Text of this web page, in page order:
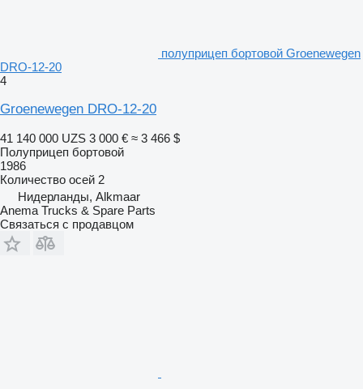
полуприцеп бортовой Groenewegen
DRO-12-20
4
Groenewegen DRO-12-20
41 140 000 UZS 3 000 € ≈ 3 466 $
Полуприцеп бортовой
1986
Количество осей 2
Нидерланды, Alkmaar
Anema Trucks & Spare Parts
Связаться с продавцом